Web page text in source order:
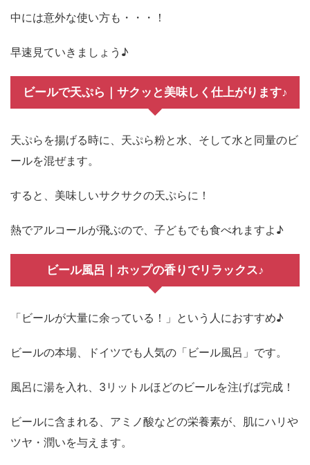
中には意外な使い方も・・・！
早速見ていきましょう♪
ビールで天ぷら｜サクッと美味しく仕上がります♪
天ぷらを揚げる時に、天ぷら粉と水、そして水と同量のビ
ールを混ぜます。
すると、美味しいサクサクの天ぷらに！
熱でアルコールが飛ぶので、子どもでも食べれますよ♪
ビール風呂｜ホップの香りでリラックス♪
「ビールが大量に余っている！」という人におすすめ♪
ビールの本場、ドイツでも人気の「ビール風呂」です。
風呂に湯を入れ、3リットルほどのビールを注げば完成！
ビールに含まれる、アミノ酸などの栄養素が、肌にハリや
ツヤ・潤いを与えます。